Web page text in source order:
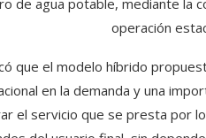
de agua potable, mediante la
operación
que el modelo híbrido
en la demanda y una
el servicio que se presta por